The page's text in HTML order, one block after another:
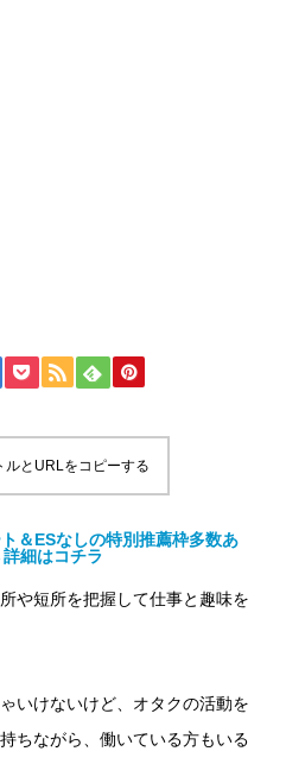
ルとURLをコピーする
＆ESなしの特別推薦枠多数あ
細はコチラ
や短所を把握して仕事と趣味を
いけないけど、オタクの活動を
ちながら、働いている方もいる